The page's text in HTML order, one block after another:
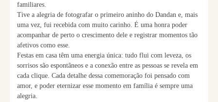
familiares.
Tive a alegria de fotografar o primeiro aninho do Dandan e, mais
uma vez, fui recebida com muito carinho. É uma honra poder
acompanhar de perto o crescimento dele e registrar momentos tão
afetivos como esse.
Festas em casa têm uma energia única: tudo flui com leveza, os
sorrisos são espontâneos e a conexão entre as pessoas se revela em
cada clique. Cada detalhe dessa comemoração foi pensado com
amor, e poder eternizar esse momento em família é sempre uma
alegria.